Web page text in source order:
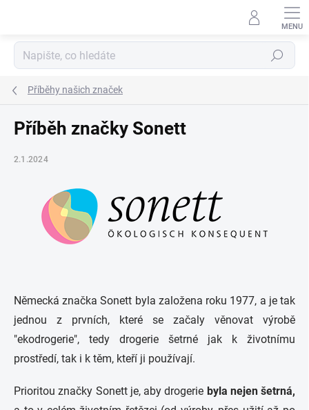
Hledat
Příběhy našich značek
Příběh značky Sonett
2.1.2024
Německá značka Sonett byla založena roku 1977, a je tak
jednou z prvních, které se začaly věnovat výrobě
"ekodrogerie", tedy drogerie šetrné jak k životnímu
prostředí, tak i k těm, kteří ji používají.
Prioritou značky Sonett je, aby drogerie byla nejen šetrná,